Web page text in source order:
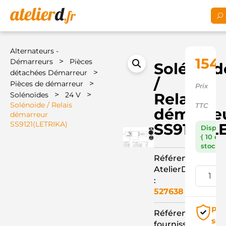
Alternateurs -
Démarreurs
>
Pièces
détachées Démarreur
>
Pièces de démarreur >
Solénoïdes > 24 V >
Solénoide / Relais
démarreur
SS9121(LETRIKA)
/
Relais
Référence
AtelierD
:
527638
Référence
Prix
TTC
( 10 en
stock )